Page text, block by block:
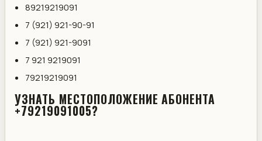
89219219091
7 (921) 921-90-91
7 (921) 921-9091
7 921 9219091
79219219091
УЗНАТЬ МЕСТОПОЛОЖЕНИЕ АБОНЕНТА
+79219091005?